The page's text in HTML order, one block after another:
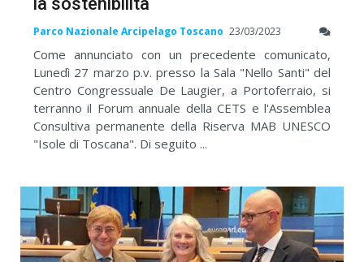
Parco Nazionale Arcipelago Toscano 23/03/2023
Come annunciato con un precedente comunicato,
Lunedì 27 marzo p.v. presso la Sala "Nello Santi" del
Centro Congressuale De Laugier, a Portoferraio, si
terranno il Forum annuale della CETS e l'Assemblea
Consultiva permanente della Riserva MAB UNESCO
"Isole di Toscana". Di seguito ...